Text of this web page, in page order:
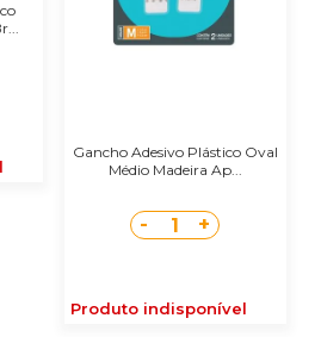
Gancho Adesivo Plástico Oval
Médio Madeira Ap...
- 1 +
Produto indisponível